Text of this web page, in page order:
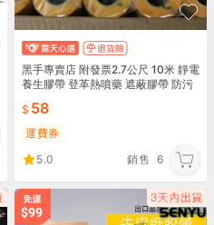
黑手專賣店 附發票2.7公尺 10米 靜電
養生膠帶 登革熱噴藥 遮蔽膠帶 防污
58
運費券
5.0
銷售 6